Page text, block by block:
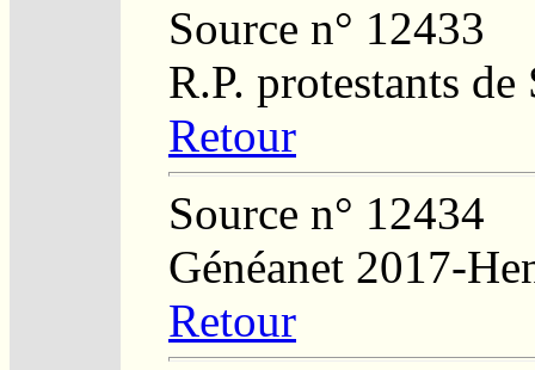
Source n° 12433
R.P. protestants
Retour
Source n° 12434
Généanet 2017-
Retour